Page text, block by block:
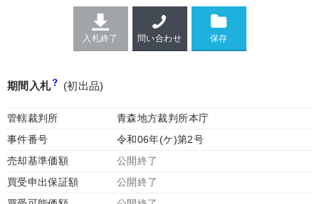
入札終了 問い合わせ
期間入札 (初出品)
管轄裁判所
青森地方裁判所本庁
事件番号
令和06年(ケ)第2号
売却基準価額
公開終了
買受申出保証額
公開終了